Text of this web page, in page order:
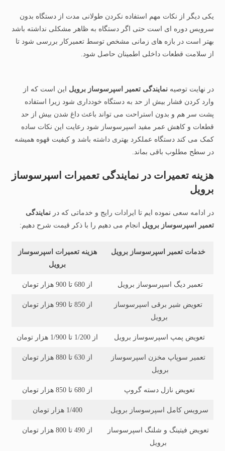
یکی دیگر از نکات مهم استفاده نکردن طولانی مدت از دستگاه بدون
سرویس دوره ای است حتی اگر دستگاه به ظاهر مشکلی نداشته باشد
بهتر است در بازه های زمانی مشخص توسط تعمیرکار بررسی شود تا
از سلامت قطعات داخلی اطمینان حاصل شود.
در نهایت توصیه نمایندگی تعمیر اسپرسوساز برویل این است که از
وارد کردن فشار بیش از حد به دستگاه خودداری شود زیرا استفاده
پشت سر هم و بدون استراحت می تواند باعث داغ شدن بیش از حد
قطعات و کاهش عمر مفید اسپرسوساز شود رعایت این نکات ساده
کمک می کند دستگاه عملکرد بهتری داشته باشد و کیفیت قهوه همیشه
در سطح مطلوب باقی بماند.
هزینه تعمیرات در نمایندگی تعمیرات اسپرسوساز
برویل
در ادامه سعی نموده ایم تا ایرادات رایج و خدماتی که درنمایندگی
تعمیر اسپرسوساز برویل انجام می دهیم را با ذکر قیمت شرح دهیم:
خدمات تعمیر اسپرسوساز برویل
هزینه تعمیرات اسپرسوساز
برویل
تعمیر دیگ اسپرسوساز برویل از 680 تا 900 هزار تومان
تعویض شیر برقی اسپرسوساز
برویل
از 850 تا 990 هزار تومان
تعویض پمپ اسپرسوساز برویل از 1/200 تا 1/900 هزار تومان
تعمیر سوپاپ مخزن اسپرسوساز
برویل
از 630 تا 880 هزار تومان
تعویض نازل دسته گروپ از 680 تا 850 هزار تومان
سرویس کامل اسپرسوساز برویل 1/400 هزار تومان
تعویض فیتینگ و شلنگ اسپرسوساز
برویل
از 490 تا 800 هزار تومان